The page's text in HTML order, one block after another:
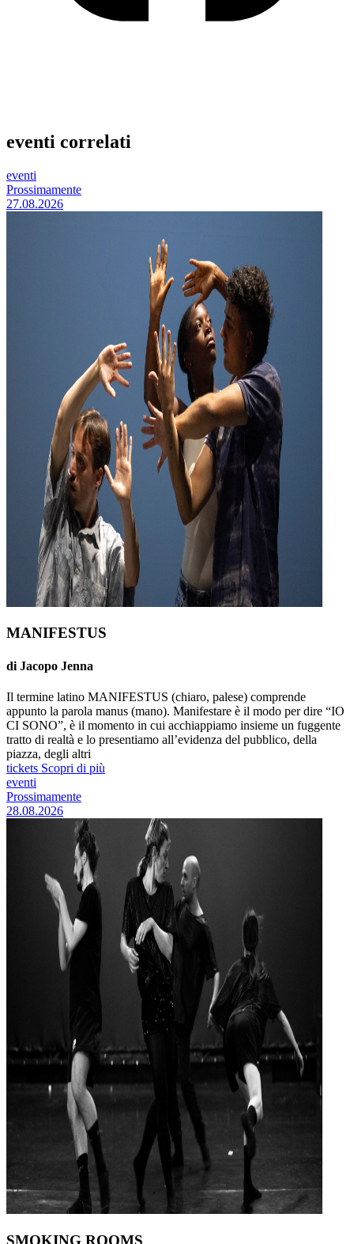
eventi correlati
eventi
Prossimamente
27.08.2026
MANIFESTUS
di Jacopo Jenna
Il termine latino MANIFESTUS (chiaro, palese) comprende
appunto la parola manus (mano). Manifestare è il modo per dire “IO
CI SONO”, è il momento in cui acchiappiamo insieme un fuggente
tratto di realtà e lo presentiamo all’evidenza del pubblico, della
piazza, degli altri
tickets Scopri di più
eventi
Prossimamente
28.08.2026
SMOKING ROOMS